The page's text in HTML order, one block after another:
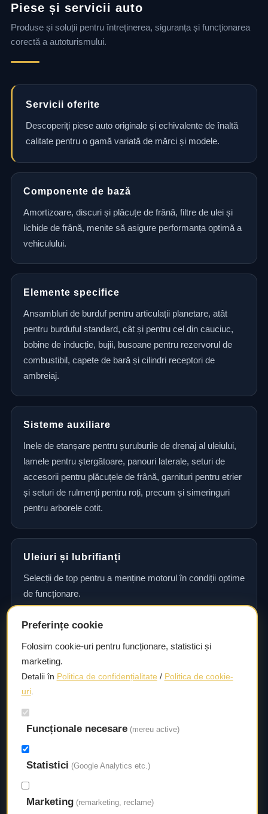
Piese și servicii auto
Produse și soluții pentru întreținerea, siguranța și funcționarea
corectă a autoturismului.
Servicii oferite
Descoperiți piese auto originale și echivalente de înaltă
calitate pentru o gamă variată de mărci și modele.
Componente de bază
Amortizoare, discuri și plăcuțe de frână, filtre de ulei și
lichide de frână, menite să asigure performanța optimă a
vehiculului.
Elemente specifice
Ansambluri de burduf pentru articulații planetare, atât
pentru burduful standard, cât și pentru cel din cauciuc,
bobine de inducție, bujii, busoane pentru rezervorul de
combustibil, capete de bară și cilindri receptori de
ambreiaj.
Sisteme auxiliare
Inele de etanșare pentru șuruburile de drenaj al uleiului,
lamele pentru ștergătoare, panouri laterale, seturi de
accesorii pentru plăcuțele de frână, garnituri pentru etrier
și seturi de rulmenți pentru roți, precum și simeringuri
pentru arborele cotit.
Uleiuri și lubrifianți
Selecții de top pentru a menține motorul în condiții optime
de funcționare.
Consultanță și asistență tehnică
Consultanță și asistență tehnică pentru alegerea pieselor
potrivite și efectuarea reparațiilor sau întreținerii corecte.
Livrare rapidă
Asigurăm un timp de livrare scurt, astfel încât să aveți
acces la piesele necesare fără întârzieri.
Preferințe cookie
Folosim cookie-uri pentru funcționare, statistici și
marketing.
Detalii în Politica de confidențialitate / Politica de cookie-
uri.
Funcționale necesare (mereu active)
Statistici (Google Analytics etc.)
Marketing (remarketing, reclame)